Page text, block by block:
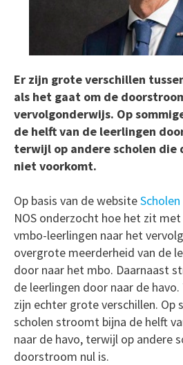
Er zijn grote verschillen
als het gaat om de
vervolgonderwijs. Op
de helft van de leerlingen
terwijl op andere scholen die
niet voorkomt.
Op basis van de website
NOS onderzocht hoe het zit
vmbo-leerlingen naar het
overgrote meerderheid van de
door naar het mbo. Daarnaast
de leerlingen door naar de havo.
zijn echter grote verschillen. Op
scholen stroomt bijna de helft
naar de havo, terwijl op andere
doorstroom nul is.